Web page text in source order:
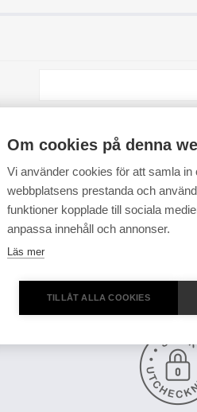
Om cookies på denna
Vi använder cookies för att samla
webbplatsens prestanda och
funktioner kopplade till sociala
anpassa innehåll och annonser.
Läs mer
TILLÅT ALLA COOKIES